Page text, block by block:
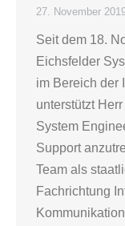
27. November
Seit dem 18.
Eichsfelder
im Bereich der
unterstützt
System
Support
Team als
Fachrichtung